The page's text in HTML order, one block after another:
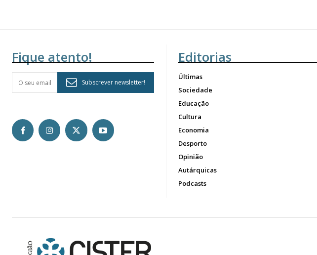
Fique atento!
Subscrever newsletter!
Editorias
Últimas
Sociedade
Educação
Cultura
Economia
Desporto
Opinião
Autárquicas
Podcasts